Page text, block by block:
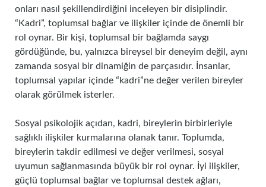
onları nasıl şekillendirdiğini inceleyen bir disiplindir.
“Kadri”, toplumsal bağlar ve ilişkiler içinde de önemli bir
rol oynar. Bir kişi, toplumsal bir bağlamda saygı
gördüğünde, bu, yalnızca bireysel bir deneyim değil, aynı
zamanda sosyal bir dinamiğin de parçasıdır. İnsanlar,
toplumsal yapılar içinde “kadri”ne değer verilen bireyler
olarak görülmek isterler.
Sosyal psikolojik açıdan, kadri, bireylerin birbirleriyle
sağlıklı ilişkiler kurmalarına olanak tanır. Toplumda,
bireylerin takdir edilmesi ve değer verilmesi, sosyal
uyumun sağlanmasında büyük bir rol oynar. İyi ilişkiler,
güçlü toplumsal bağlar ve toplumsal destek ağları,